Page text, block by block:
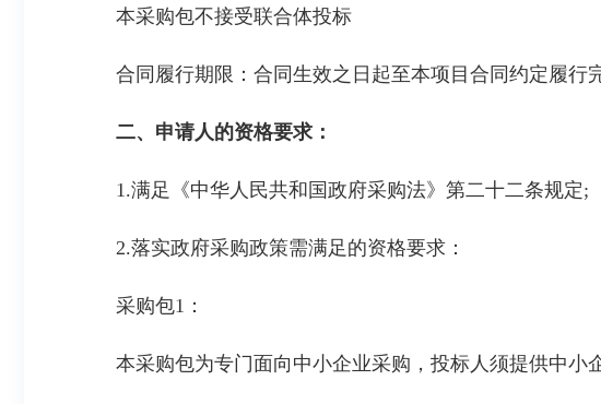
本采购包不接受联合体投标
合同履行期限： 合同生效之日起至本项目合同约定履行
二、申请人的资格要求：
1.满足《中华人民共和国政府采购法》第二十二条规定;
2.落实政府采购政策需满足的资格要求：
采购包1：
本采购包为专门面向中小企业采购，投标人须提供中小